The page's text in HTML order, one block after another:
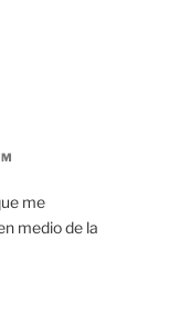
me
medio de la